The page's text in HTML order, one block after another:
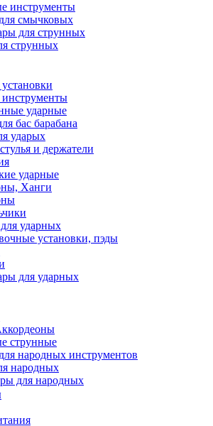
инструменты
смычковых
для струнных
струнных
ударные
бас барабана
ударых
и держатели
ударные
Ханги
ударных
установки, пэды
для ударных
струнные
народных инструментов
народных
для народных